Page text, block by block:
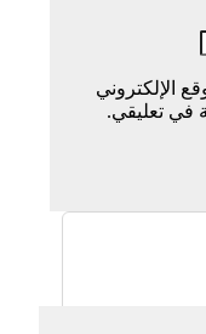
الإلكتروني
في تعليقي.